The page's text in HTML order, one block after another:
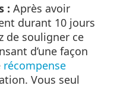
: Après avoir
durant 10 jours
de souligner ce
d’une façon
récompense
Vous seul